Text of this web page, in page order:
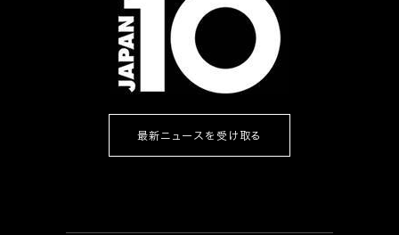
最新ニュースを受け取る